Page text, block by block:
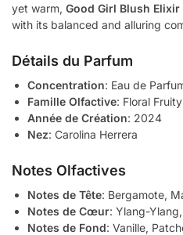
yet warm, Good Girl Blush Elixir
with its balanced and alluring
Détails du Parfum
Concentration: Eau de
Famille Olfactive: Floral
Année de Création: 2024
Nez: Carolina Herrera
Notes Olfactives
Notes de Tête: Bergamote,
Notes de Cœur: Ylang-
Notes de Fond: Vanille,